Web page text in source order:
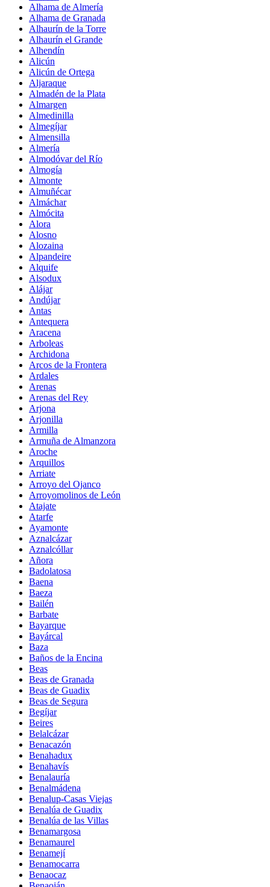
Alhama de Almería
Alhama de Granada
Alhaurín de la Torre
Alhaurín el Grande
Alhendín
Alicún
Alicún de Ortega
Aljaraque
Almadén de la Plata
Almargen
Almedinilla
Almegíjar
Almensilla
Almería
Almodóvar del Río
Almogía
Almonte
Almuñécar
Almáchar
Almócita
Alora
Alosno
Alozaina
Alpandeire
Alquife
Alsodux
Alájar
Andújar
Antas
Antequera
Aracena
Arboleas
Archidona
Arcos de la Frontera
Ardales
Arenas
Arenas del Rey
Arjona
Arjonilla
Armilla
Armuña de Almanzora
Aroche
Arquillos
Arriate
Arroyo del Ojanco
Arroyomolinos de León
Atajate
Atarfe
Ayamonte
Aznalcázar
Aznalcóllar
Añora
Badolatosa
Baena
Baeza
Bailén
Barbate
Bayarque
Bayárcal
Baza
Baños de la Encina
Beas
Beas de Granada
Beas de Guadix
Beas de Segura
Begíjar
Beires
Belalcázar
Benacazón
Benahadux
Benahavís
Benalauría
Benalmádena
Benalup-Casas Viejas
Benalúa de Guadix
Benalúa de las Villas
Benamargosa
Benamaurel
Benamejí
Benamocarra
Benaocaz